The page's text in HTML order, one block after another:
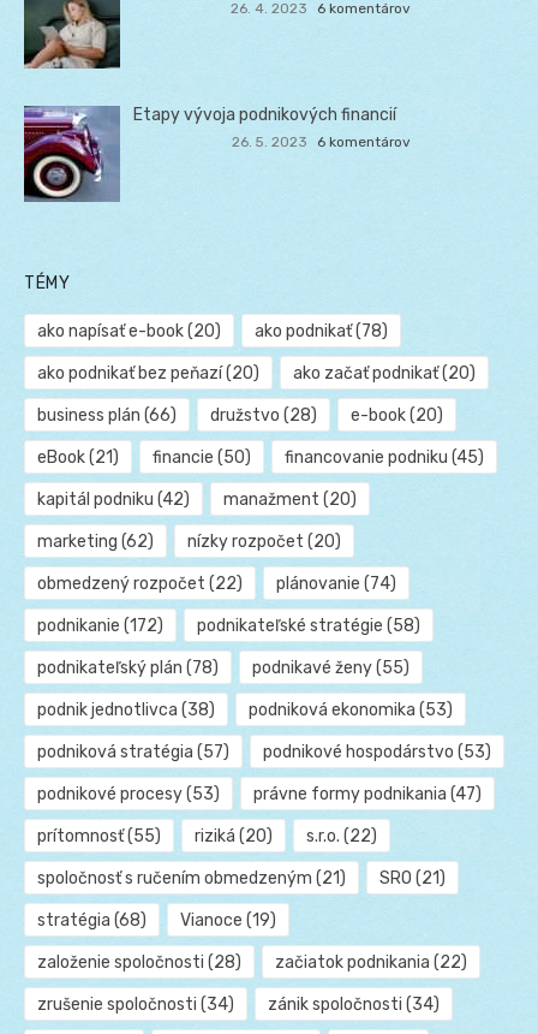
26. 4. 2023 6 komentárov
Etapy vývoja podnikových financií
26. 5. 2023 6 komentárov
TÉMY
ako napísať e-book(20) ako podnikať(78)
ako podnikať bez peňazí(20) ako začať podnikať(20)
business plán (66) družstvo (28) e-book(20)
eBook(21) financie (50) financovanie podniku (45)
kapitál podniku (42) manažment (20)
marketing (62) nízky rozpočet (20)
obmedzený rozpočet (22) plánovanie (74)
podnikanie (172) podnikateľské stratégie (58)
podnikateľský plán (78) podnikavé ženy(55)
podnik jednotlivca (38) podniková ekonomika (53)
podniková stratégia (57) podnikové hospodárstvo (53)
podnikové procesy(53) právne formy podnikania (47)
prítomnosť(55) riziká (20) s.r.o. (22)
spoločnosť s ručením obmedzeným (21) SRO (21)
stratégia (68) Vianoce (19)
založenie spoločnosti (28) začiatok podnikania (22)
zrušenie spoločnosti (34) zánik spoločnosti (34)